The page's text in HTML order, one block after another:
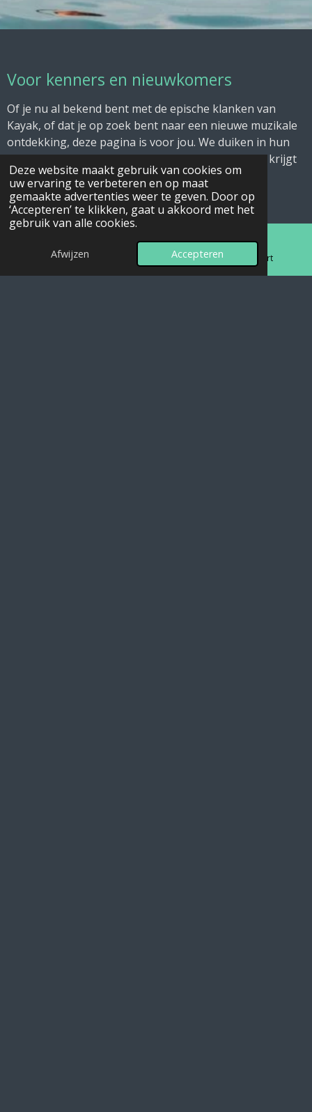
Deze website maakt gebruik van cookies om
uw ervaring te verbeteren en op maat
gemaakte advertenties weer te geven. Door op
‘Accepteren’ te klikken, gaat u akkoord met het
gebruik van alle cookies.
Afwijzen Accepteren
Voor kenners en nieuwkomers
Of je nu al bekend bent met de epische klanken van
Kayak, of dat je op zoek bent naar een nieuwe muzikale
ontdekking, deze pagina is voor jou. We duiken in hun
beste werk en hopen dat je na het lezen direct zin krijgt
om een Kayak album te gaan beluisteren. Laat je
meeslepen door hun meeslepende melodieën en
virtuoze instrumentatie.
E-mailadres Telefoonnummer Kaart